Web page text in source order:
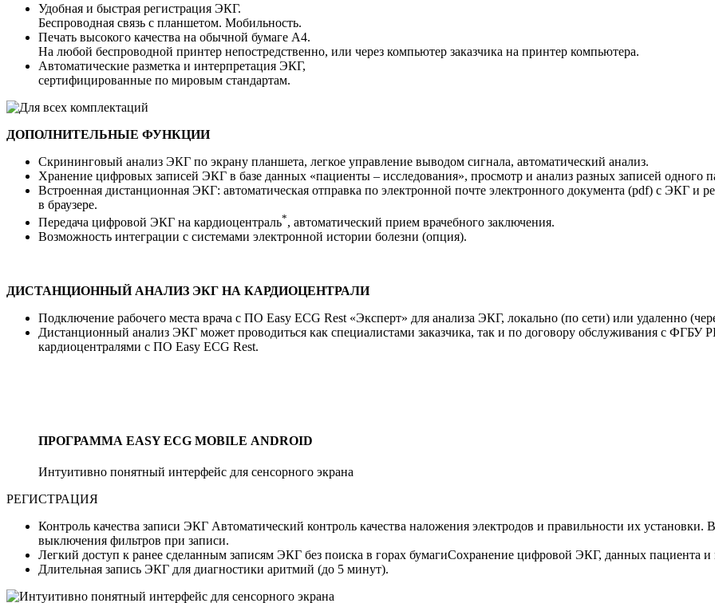
Удобная и быстрая регистрация ЭКГ.
Беспроводная связь с планшетом. Мобильность.
Печать высокого качества на обычной бумаге А4.
На любой беспроводной принтер непостредственно, или через компьютер заказчика на принтер компьютера.
Автоматические разметка и интерпретация ЭКГ,
сертифицированные по мировым стандартам.
ДОПОЛНИТЕЛЬНЫЕ ФУНКЦИИ
Скрининговый анализ ЭКГ по экрану планшета, легкое управление выводом сигнала, автоматический анализ.
Хранение цифровых записей ЭКГ в базе данных «пациенты – исследования», просмотр и анализ разных записей одного
Встроенная дистанционная ЭКГ: автоматическая отправка по электронной почте электронного документа (pdf) с ЭКГ и
в браузере.
Передача цифровой ЭКГ на кардиоцентраль*, автоматический прием врачебного заключения.
Возможность интеграции с системами электронной истории болезни (опция).
ДИСТАНЦИОННЫЙ АНАЛИЗ ЭКГ НА КАРДИОЦЕНТРАЛИ
Подключение рабочего места врача с ПО Easy ECG Rest «Эксперт» для анализа ЭКГ, локально (по сети) или удаленно
Дистанционный анализ ЭКГ может проводиться как специалистами заказчика, так и по договору обслуживания с
кардиоцентралями с ПО Easy ECG Rest.
ПРОГРАММА EASY ECG MOBILE ANDROID
Интуитивно понятный интерфейс для сенсорного экрана
РЕГИСТРАЦИЯ
Контроль качества записи ЭКГ Автоматический контроль качества наложения электродов и правильности их установки.
выключения фильтров при записи.
Легкий доступ к ранее сделанным записям ЭКГ без поиска в горах бумагиСохранение цифровой ЭКГ, данных пациента и
Длительная запись ЭКГ для диагностики аритмий (до 5 минут).